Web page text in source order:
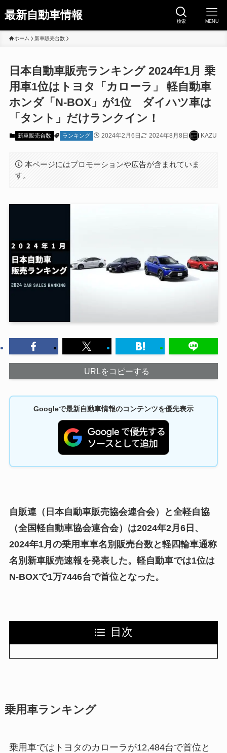
最新自動車情報 検索 MENU
ホーム 新車販売台数
日本自動車販売ランキング 2024年1月 乗
用車1位はトヨタ「カローラ」 軽自動車
ホンダ「N-BOX」が1位 ダイハツ車は
「タント」だけランクイン！
新車販売台数 ランキング 2024年2月6日 2024年8月8日 KAZU
本ページにはプロモーションや広告が含まれていま
す。
URLをコピーする
Googleで最新自動車情報のコンテンツを優先表示
自販連（日本自動車販売協会連合会）と全軽自協
（全国軽自動車協会連合会）は2024年2月6日、
2024年1月の乗用車車名別販売台数と軽四輪車通称
名別新車販売速報を発表した。軽自動車では1位は
N-BOXで1万7446台で首位となった。
目次
乗用車ランキング
乗用車ではトヨタのカローラが12,484台で首位と